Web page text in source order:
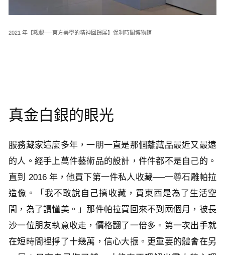
2021 年【觀覷──東方美學的精神回歸展】保利時間博物館
真金白銀的眼光
服務藏家這麼多年，一朋一直是那個離藏品最近又最遠
的人。經手上萬件藝術品的設計，件件都不是自己的。
直到 2016 年，他買下第一件私人收藏──一尊石雕帕拉
造像。「我不敢說自己搞收藏，買東西是為了生活空
間，為了讀懂美。」那件帕拉買回來不到兩個月，被長
沙一位朋友執意收走，價格翻了一倍多。第一次出手就
在短時間裡掙了十幾萬，信心大振。更重要的體會在另